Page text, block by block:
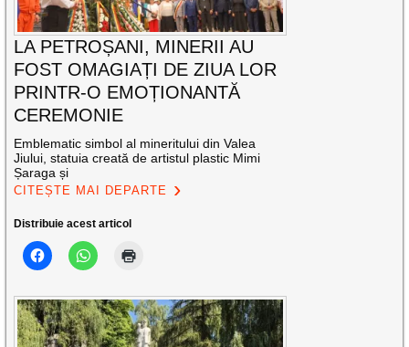
LA PETROȘANI, MINERII AU
FOST OMAGIAȚI DE ZIUA LOR
PRINTR-O EMOȚIONANTĂ
CEREMONIE
Emblematic simbol al mineritului din Valea
Jiului, statuia creată de artistul plastic Mimi
Șaraga și
CITEȘTE MAI DEPARTE
Distribuie acest articol